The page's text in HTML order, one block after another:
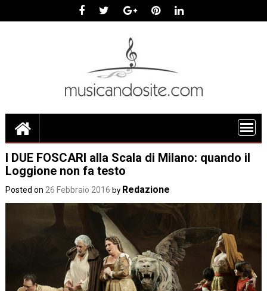
I DUE FOSCARI alla Scala di Milano: quando il
Loggione non fa testo
Posted on 26 Febbraio 2016 by Redazione